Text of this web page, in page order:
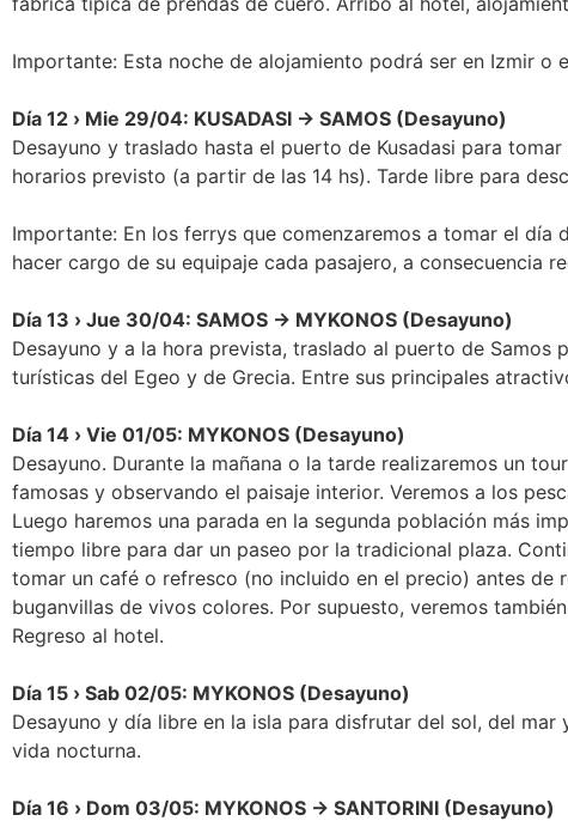
Importante: Esta noche de alojamiento podrá ser en Izmir o
Día 12 › Mie 29/04: KUSADASI → SAMOS (Desayuno)
Desayuno y traslado hasta el puerto de Kusadasi para
horarios previsto (a partir de las 14 hs). Tarde libre para
Importante: En los ferrys que comenzaremos a tomar el
hacer cargo de su equipaje cada pasajero, a consecuencia
Día 13 › Jue 30/04: SAMOS → MYKONOS (Desayuno)
Desayuno y a la hora prevista, traslado al puerto de Samos
turísticas del Egeo y de Grecia. Entre sus principales
Día 14 › Vie 01/05: MYKONOS (Desayuno)
Desayuno. Durante la mañana o la tarde realizaremos un
famosas y observando el paisaje interior. Veremos a los
Luego haremos una parada en la segunda población más
tiempo libre para dar un paseo por la tradicional plaza.
tomar un café o refresco (no incluido en el precio) antes de
buganvillas de vivos colores. Por supuesto, veremos
Regreso al hotel.
Día 15 › Sab 02/05: MYKONOS (Desayuno)
Desayuno y día libre en la isla para disfrutar del sol, del
vida nocturna.
Día 16 › Dom 03/05: MYKONOS → SANTORINI (Desayuno)